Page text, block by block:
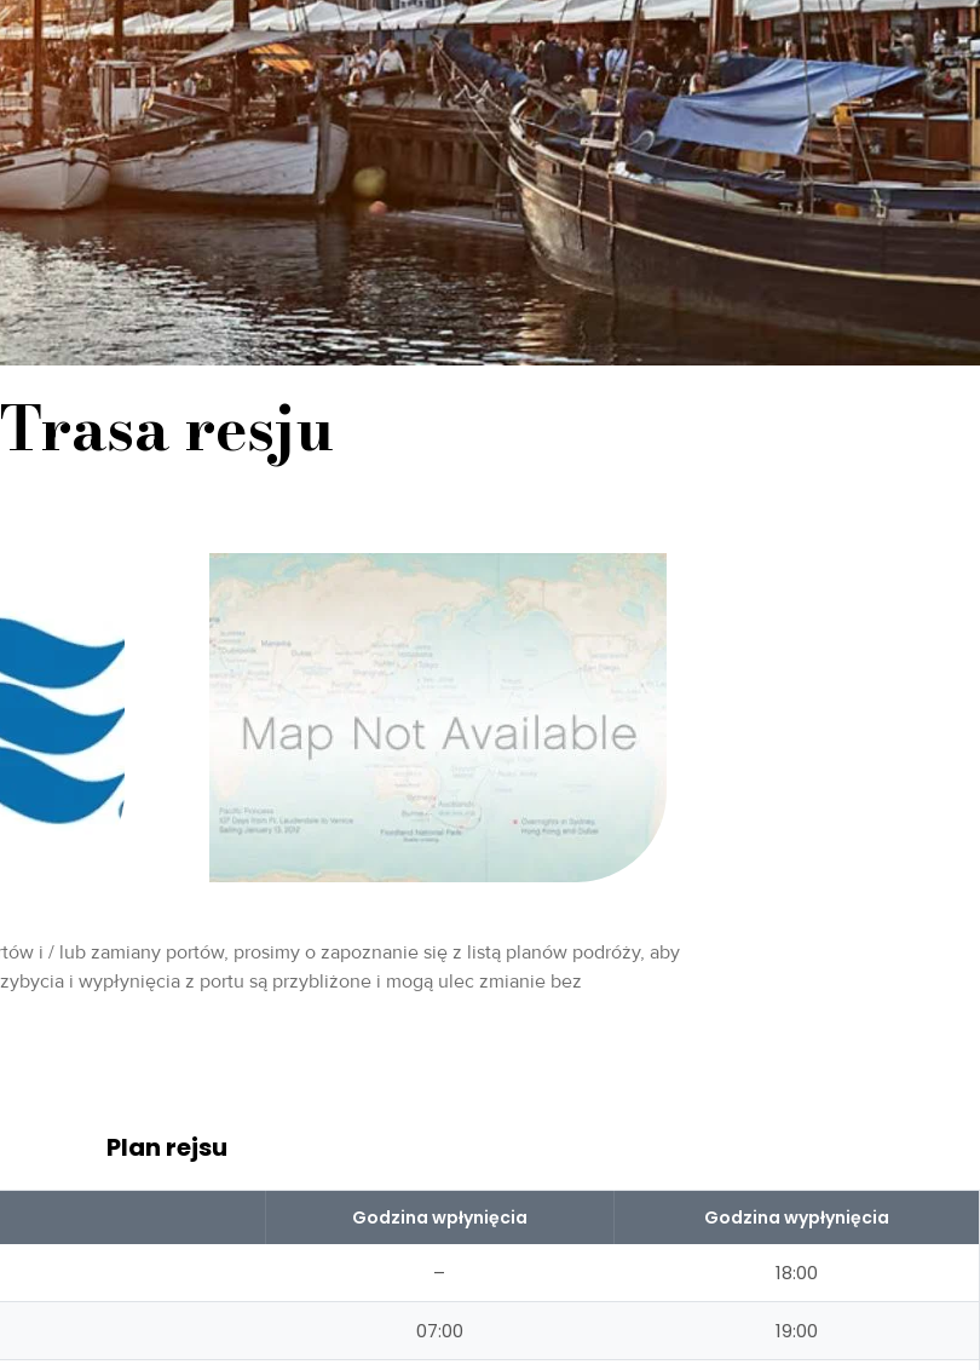
Trasa resju
i / lub zamiany portów, prosimy o zapoznanie się z listą planów podróży, aby
i wypłynięcia z portu są przybliżone i mogą ulec zmianie bez
Plan rejsu
Godzina wpłynięcia Godzina wypłynięcia
– 18:00
07:00 19:00